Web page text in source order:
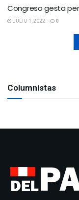
Congreso gesta
JULIO 1, 2022 0
Columnistas